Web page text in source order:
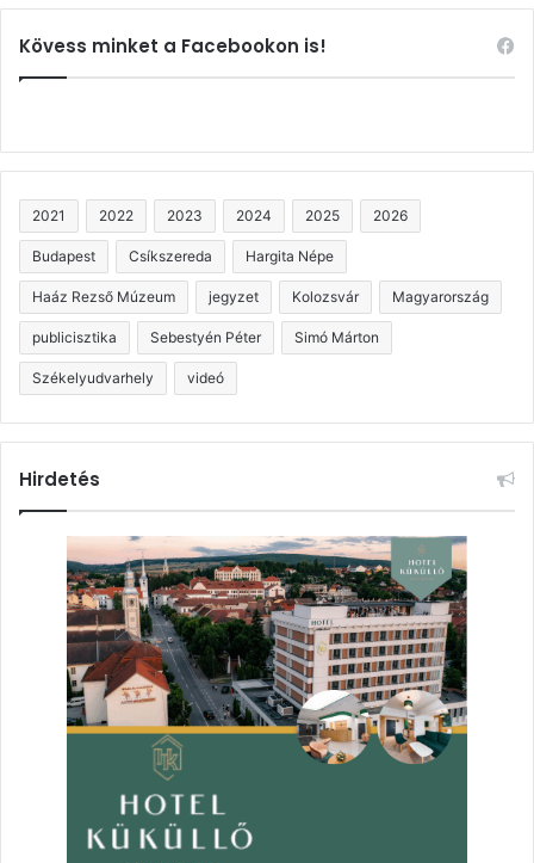
Kövess minket a Facebookon is!
2021 2022 2023 2024 2025 2026
Budapest Csíkszereda Hargita Népe
Haáz Rezső Múzeum jegyzet Kolozsvár Magyarország
publicisztika Sebestyén Péter Simó Márton
Székelyudvarhely videó
Hirdetés